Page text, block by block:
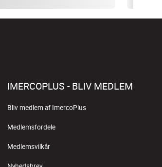
IMERCOPLUS - BLIV MEDLEM
Bliv medlem af ImercoPlus
Medlemsfordele
Medlemsvilkår